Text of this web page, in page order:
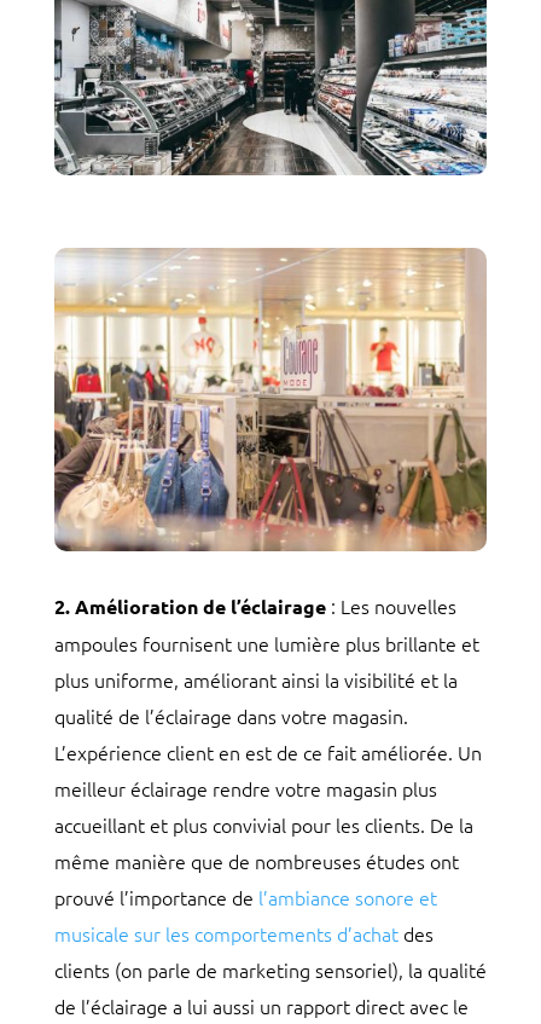
2. Amélioration de l’éclairage: Les nouvelles
ampoules fournisent une lumière plus brillante et
plus uniforme, améliorant ainsi la visibilité et la
qualité de l’éclairage dans votre magasin.
L’expérience client en est de ce fait améliorée. Un
meilleur éclairage rendre votre magasin plus
accueillant et plus convivial pour les clients. De la
même manière que de nombreuses études ont
prouvé l’importance de l’ambiance sonore et
musicale sur les comportements d’achatdes
clients (on parle de marketing sensoriel), la qualité
de l’éclairage a lui aussi un rapport direct avec le